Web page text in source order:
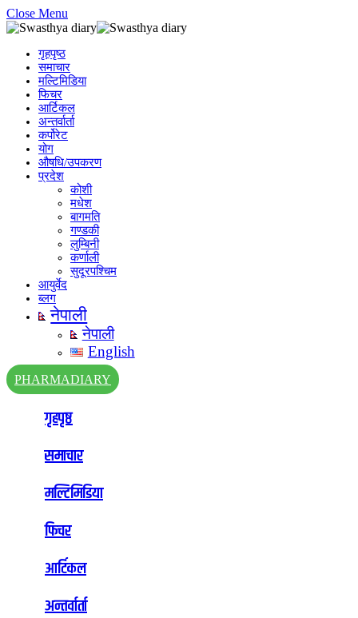
Close Menu
गृहपृष्ठ
समाचार
मल्टिमिडिया
फिचर
आर्टिकल
अन्तर्वार्ता
कर्पोरेट
योग
औषधि/उपकरण
प्रदेश
कोशी
मधेश
बागमति
गण्डकी
लुम्बिनी
कर्णाली
सुदूरपश्चिम
आयुर्वेद
ब्लग
नेपाली
नेपाली
English
PHARMADIARY
गृहपृष्ठ
समाचार
मल्टिमिडिया
फिचर
आर्टिकल
अन्तर्वार्ता